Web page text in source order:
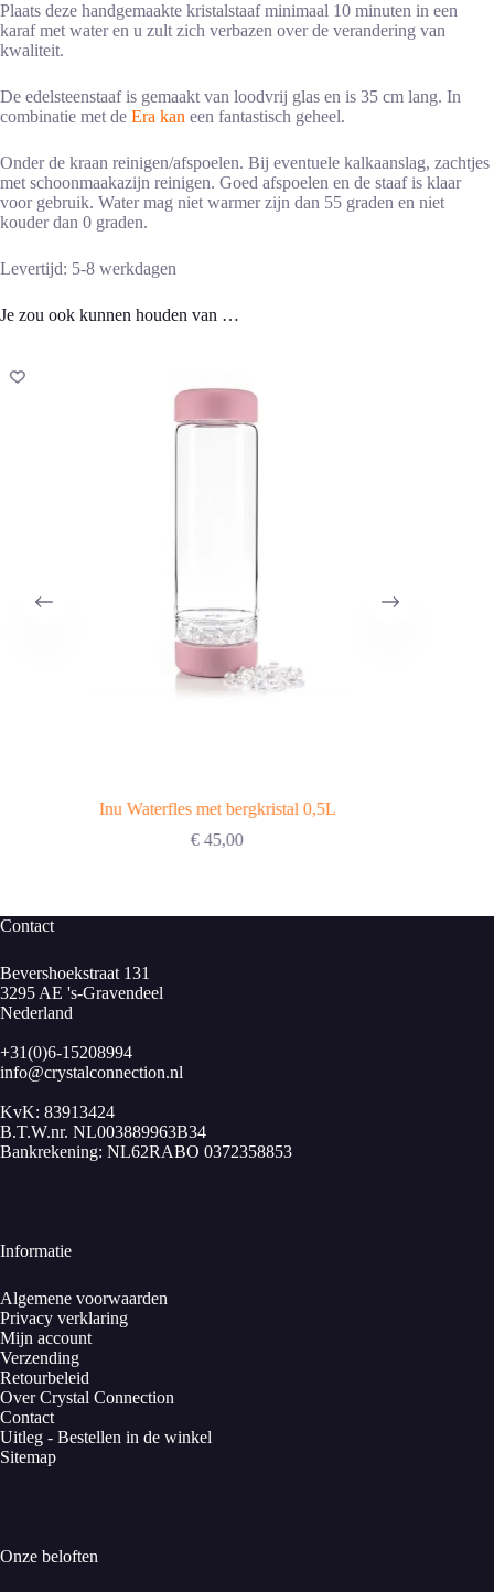
Plaats deze handgemaakte kristalstaaf minimaal 10 minuten in een
karaf met water en u zult zich verbazen over de verandering van
kwaliteit.
De edelsteenstaaf is gemaakt van loodvrij glas en is 35 cm lang. In
combinatie met de Era kan een fantastisch geheel.
Onder de kraan reinigen/afspoelen. Bij eventuele kalkaanslag, zachtjes
met schoonmaakazijn reinigen. Goed afspoelen en de staaf is klaar
voor gebruik. Water mag niet warmer zijn dan 55 graden en niet
kouder dan 0 graden.
Levertijd: 5-8 werkdagen
Je zou ook kunnen houden van …
Inu Waterfles met bergkristal 0,5L
€ 45,00
Contact
Bevershoekstraat 131
3295 AE 's-Gravendeel
Nederland
+31(0)6-15208994
info@crystalconnection.nl
KvK: 83913424
B.T.W.nr. NL003889963B34
Bankrekening: NL62RABO 0372358853
Informatie
Algemene voorwaarden
Privacy verklaring
Mijn account
Verzending
Retourbeleid
Over Crystal Connection
Contact
Uitleg - Bestellen in de winkel
Sitemap
Onze beloften